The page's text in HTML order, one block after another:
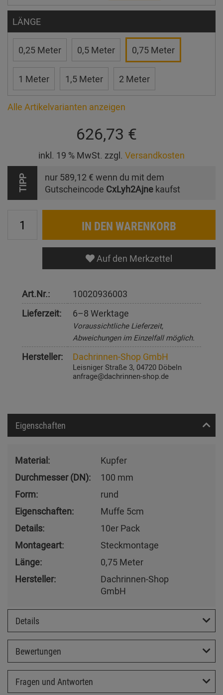
LÄNGE
0,25 Meter 0,5 Meter 0,75 Meter
1 Meter 1,5 Meter 2 Meter
Alle Artikelvarianten anzeigen
626,73 €
inkl. 19 % MwSt. zzgl. Versandkosten
TIPP nur 589,12 € wenn du mit dem
Gutscheincode CxLyh2Ajne kaufst
IN DEN WARENKORB
Auf den Merkzettel
Art.Nr.:
10020936003
Lieferzeit:
6–8 Werktage
Voraussichtliche Lieferzeit,
Abweichungen im Einzelfall möglich.
Hersteller: Dachrinnen-Shop GmbH
Leisniger Straße 3, 04720 Döbeln
anfrage@dachrinnen-shop.de
Eigenschaften
Material:
Kupfer
Durchmesser (DN):
100 mm
Form:
rund
Eigenschaften:
Muffe 5cm
Details:
10er Pack
Montageart:
Steckmontage
Länge:
0,75 Meter
Hersteller:
Dachrinnen-Shop
GmbH
Details
Bewertungen
Fragen und Antworten